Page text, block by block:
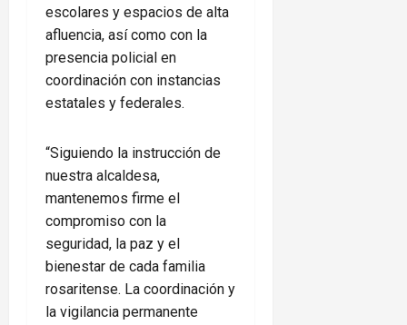
escolares y espacios de alta
afluencia, así como con la
presencia policial en
coordinación con instancias
estatales y federales.
“Siguiendo la instrucción de
nuestra alcaldesa,
mantenemos firme el
compromiso con la
seguridad, la paz y el
bienestar de cada familia
rosaritense. La coordinación y
la vigilancia permanente